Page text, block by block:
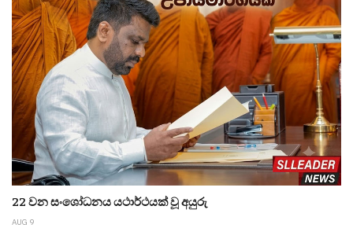
22 වන සංශෝධනය යථාර්ථයක් වූ අයුරු
AUG 9